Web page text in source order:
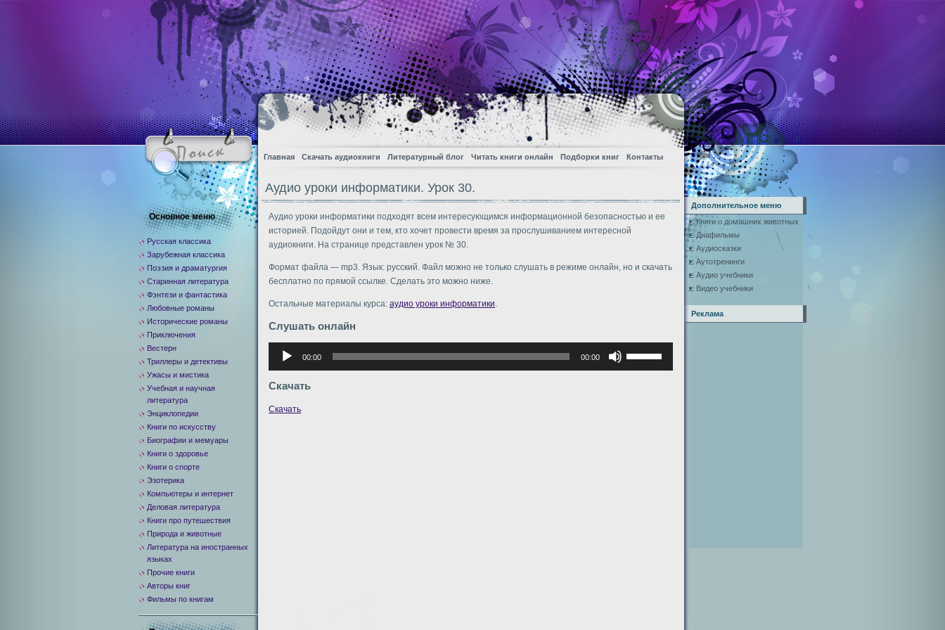
Главная Скачать аудиокниги Литературный блог Читать книги онлайн Подборки книг Контакты
Аудио уроки информатики. Урок 30.
Аудио уроки информатики подходят всем интересующимся информационной безопасностью и ее
историей. Подойдут они и тем, кто хочет провести время за прослушиванием интересной
аудиокниги. На странице представлен урок № 30.
Формат файла — mp3. Язык: русский. Файл можно не только слушать в режиме онлайн, но и скачать
бесплатно по прямой ссылке. Сделать это можно ниже.
Остальные материалы курса: аудио уроки информатики.
Слушать онлайн
Аудиоплеер
00:00 00:00
клавиши
Скачать
Скачать
Основное меню
Русская классика
Зарубежная классика
Поэзия и драматургия
Старинная литература
Фэнтези и фантастика
Любовные романы
Исторические романы
Приключения
Вестерн
Триллеры и детективы
Ужасы и мистика
Учебная и научная
литература
Энциклопедии
Книги по искусству
Биографии и мемуары
Книги о здоровье
Книги о спорте
Эзотерика
Компьютеры и интернет
Деловая литература
Книги про путешествия
Природа и животные
Литература на иностранных
языках
Прочие книги
Авторы книг
Фильмы по книгам
Дополнительное меню
Книги о домашних животных
Диафильмы
Аудиосказки
Аутотренинги
Аудио учебники
Видео учебники
Реклама